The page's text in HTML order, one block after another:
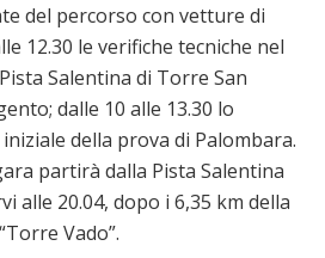
del percorso con vetture di
12.30 le verifiche tecniche nel
Salentina di Torre San
dalle 10 alle 13.30 lo
della prova di Palombara.
partirà dalla Pista Salentina
alle 20.04, dopo i 6,35 km della
Vado”.